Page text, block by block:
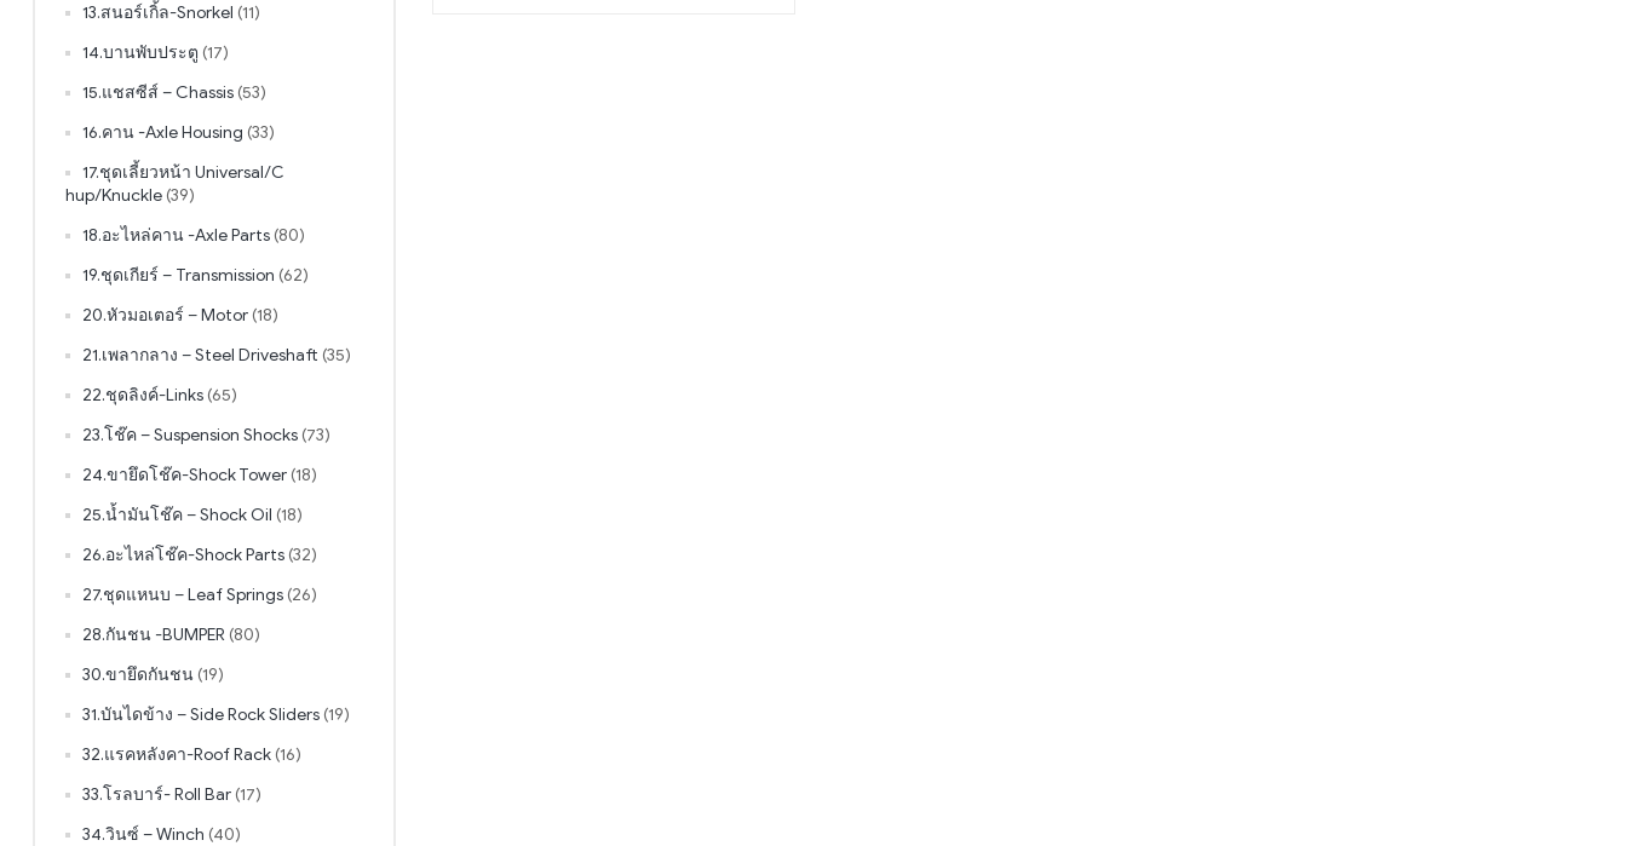
13.สนอร์เกิ้ล-Snorkel (11)
14.บานพับประตู (17)
15.แชสซีส์ – Chassis (53)
16.คาน -Axle Housing (33)
17.ชุดเลี้ยวหน้า Universal/C
hup/Knuckle (39)
18.อะไหล่คาน -Axle Parts (80)
19.ชุดเกียร์ – Transmission (62)
20.หัวมอเตอร์ – Motor (18)
21.เพลากลาง – Steel Driveshaft (35)
22.ชุดลิงค์-Links (65)
23.โช๊ค – Suspension Shocks (73)
24.ขายึดโช๊ค-Shock Tower (18)
25.น้ำมันโช๊ค – Shock Oil (18)
26.อะไหล่โช๊ค-Shock Parts (32)
27.ชุดแหนบ – Leaf Springs (26)
28.กันชน -BUMPER (80)
30.ขายึดกันชน (19)
31.บันไดข้าง – Side Rock Sliders (19)
32.แรคหลังคา-Roof Rack (16)
33.โรลบาร์- Roll Bar (17)
34.วินซ์ – Winch (40)